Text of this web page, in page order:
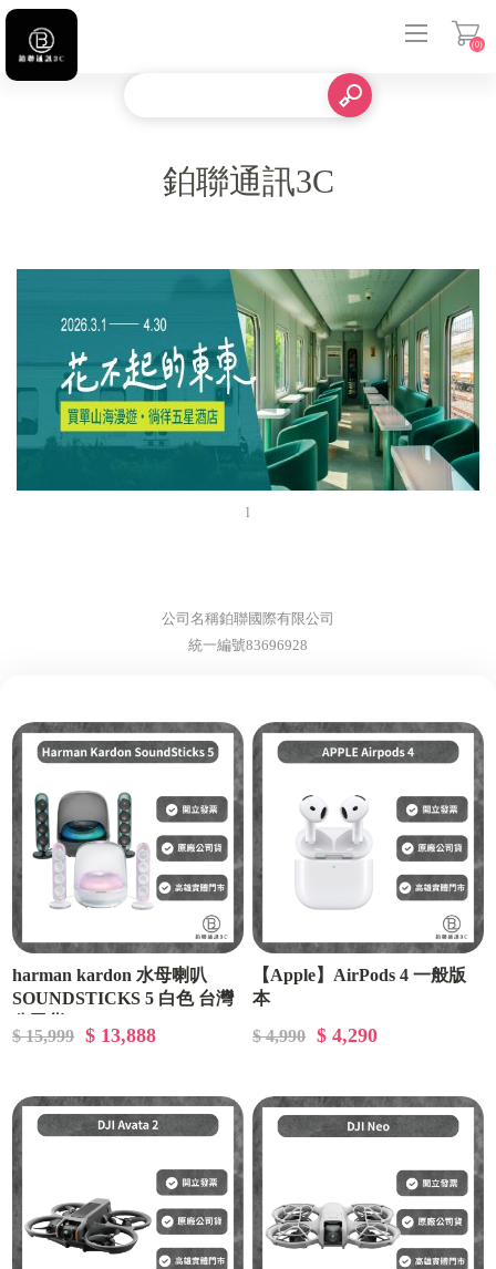
(0)
鉑聯通訊3C
l
公司名稱鉑聯國際有限公司
統一編號83696928
harman kardon 水母喇叭
SOUNDSTICKS 5 白色 台灣
$ 15,999 $ 13,888
【Apple】AirPods 4 一般版
本
$ 4,990
$ 4,290